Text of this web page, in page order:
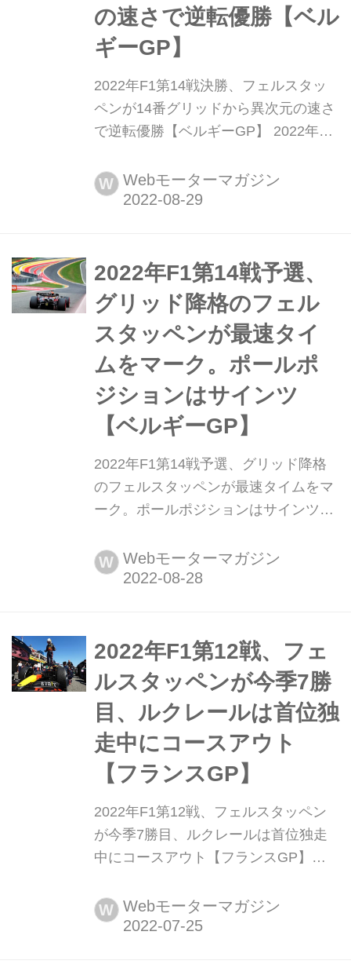
の速さで逆転優勝【ベル
ギーGP】
2022年F1第14戦決勝、フェルスタッ
ペンが14番グリッドから異次元の速さ
で逆転優勝【ベルギーGP】 2022年8
スパ・フランコルシャンサーキットで
行われ、レッドブルのマックス・フェ
オ・ペレス、3位にはフェラーリのカ
ルロス・サインツが入った。アルファ
タウリの角田裕毅は13位...
W Webモーターマガジン
2022年F1第14戦予選、
グリッド降格のフェル
スタッペンが最速タイ
ムをマーク。ポールポ
ジションはサインツ
【ベルギーGP】
2022年F1第14戦予選、グリッド降格
のフェルスタッペンが最速タイムをマ
ーク。ポールポジションはサインツ
第14戦ベルギーGPの予選がスパ・フ
ランコルシャンサーキットで行われ、
タッペン(レッドブル)が最速タイムを
記録した。2番手はカルロス・サイン
ツ(フェラーリ)、3番手はセルジオ・ペ
レス(...
W Webモーターマガジン
2022年F1第12戦、フェ
ルスタッペンが今季7勝
目、ルクレールは首位独
走中にコースアウト
【フランスGP】
2022年F1第12戦、フェルスタッペン
が今季7勝目、ルクレールは首位独走
中にコースアウト【フランスGP】
GP決勝がフランス・マルセイユ近郊
のポールリカール・サーキットで行わ
W Webモーターマガジン